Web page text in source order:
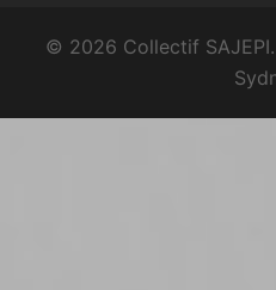
© 2026 Collectif